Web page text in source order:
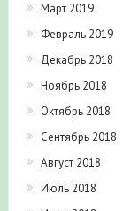
Март 2019
Февраль 2019
Декабрь 2018
Ноябрь 2018
Октябрь 2018
Сентябрь 2018
Август 2018
Июль 2018